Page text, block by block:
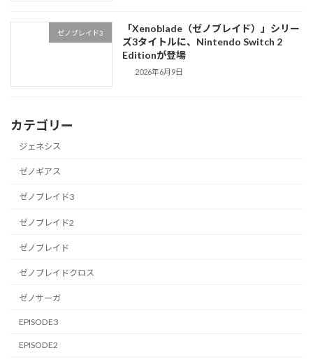
ゼノブレイド3
「Xenoblade（ゼノブレイド）」シリー
ズ3タイトルに、Nintendo Switch 2
Editionが登場
2026年6月9日
カテゴリー
ジェネシス
ゼノギアス
ゼノブレイド3
ゼノブレイド2
ゼノブレイド
ゼノブレイドクロス
ゼノサーガ
EPISODE3
EPISODE2